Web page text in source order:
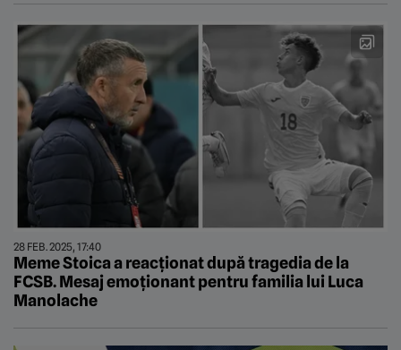
28 FEB. 2025, 17:40
Meme Stoica a reacționat după tragedia de la
FCSB. Mesaj emoționant pentru familia lui Luca
Manolache